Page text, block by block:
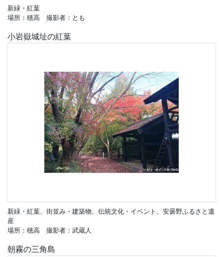
新緑・紅葉
場所：穂高 撮影者：とも
小岩嶽城址の紅葉
新緑・紅葉、街並み・建築物、伝統文化・イベント、安曇野ふるさと遺
産
場所：穂高 撮影者：武蔵人
朝霧の三角島